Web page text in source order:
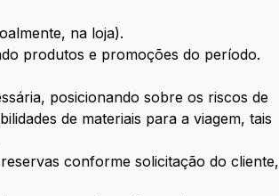
na loja).
produtos e promoções do período.
posicionando sobre os riscos de
de materiais para a viagem, tais
conforme solicitação do cliente,